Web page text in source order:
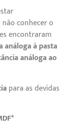
conhecer o
encontraram
análoga à pasta
análoga ao
para as devidas